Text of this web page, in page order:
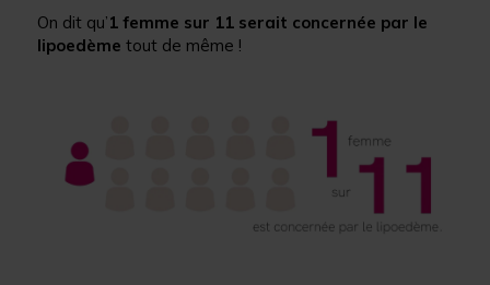
On dit qu’1 femme sur 11 serait concernée par le
lipoedème tout de même !